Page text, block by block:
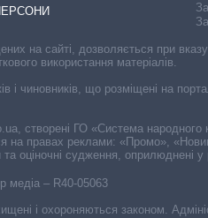
медіа – R40-05063
і охороняються законом.
на сайті, дозволяється при
використання матеріалів.
і чиновників, що розміщені на
створені ГО «Система
на правах реклами: «Промо»,
та оціночні судження, оприлюднені